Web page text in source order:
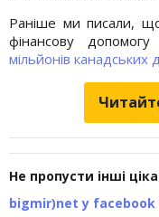
Раніше ми писали,
фінансову
мільйонів канадських
Не пропусти інші
bigmir)net у facebook